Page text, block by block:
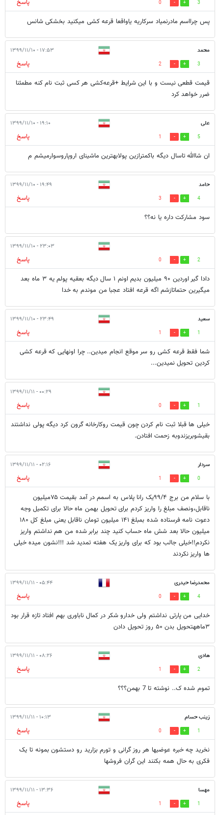
3
0
پاسخ
پس چرااسم مادرنمیاد سرکاریه یاواقعا قرعه کشی میکنید بخشکی شانس
محمد ۱۷:۵۳ - ۱۳۹۹/۱۱/۱۰
3
2
پاسخ
قیمت قطعی نیست و با این شرایط +قرعه‌کشی هر کسی ثبت نام کنه مطمئنا
ضرر خواهد کرد
علی ۱۹:۱۰ - ۱۳۹۹/۱۱/۱۰
5
1
پاسخ
ان شاالله تاسال دیگه باکمترازین پولابهترین ماشینای اروپاروسوارمیشم م
حامد ۱۹:۴۹ - ۱۳۹۹/۱۱/۱۰
4
3
پاسخ
سود مشارکت داره یا نه؟؟
۲۳:۰۳ - ۱۳۹۹/۱۱/۱۰
2
0
پاسخ
دادا گیر اوردین ۹۰ میلیون بدیم اونم ۱ سال دیگه بعقیه پولم یه ۳ ماه بعد
میگیرین حتماتازشم اگه قرعه افتاد عجبا من موندم به خدا
سعید ۲۳:۴۹ - ۱۳۹۹/۱۱/۱۰
1
1
پاسخ
شما فقط قرعه کشی رو سر موقع انجام میدین.. چرا اونهایی که قرعه کشی
کردین تحویل نمیدین...
۰۰:۲۹ - ۱۳۹۹/۱۱/۱۱
1
0
پاسخ
خیلی ها قبلا ثبت نام کردن چون قیمت روکارخانه گرون کرد دیگه پولی نداشتند
بقیشوبریزندوبه زحمت افتادن.
سردار ۰۲:۱۶ - ۱۳۹۹/۱۱/۱۱
0
1
پاسخ
با سلام من برج ۹۹/۴یک رانا پلاس به اسمم در آمد بقیمت ۷۵میلیون
ناقابل،ونصف مبلغ را واریز کردم برای تحویل بهمن ماه حالا برای تکمیل وجه
دعوت نامه فرستاده شده بمبلغ ۱۴۱ میلیون تومان ناقابل یعنی مبلغ کل ۱۸۰
میلیون حالا بعد شش ماه حساب کنید چند برابر شده من هم نداشتم واریز
نکردم!!خیلی جالب بود که برای واریز یک هفته تمدید شد !!!نشون میده خیلی
ها واریز نکردند
محمدرضا حیدری ۰۵:۴۴ - ۱۳۹۹/۱۱/۱۱
4
0
پاسخ
خدایی من پارتی نداشتم ولی خدارو شکر در کمال ناباوری بهم افتاد تازه قرار بود
۳ماههتحویل بدن ۵۰ روز تحویل دادن
هادی ۰۸:۲۶ - ۱۳۹۹/۱۱/۱۱
2
1
پاسخ
تموم شده ک.. نوشته تا 7 بهمن؟؟؟
زینب حسام ۱۰:۱۳ - ۱۳۹۹/۱۱/۱۱
1
0
پاسخ
نخرید چه خبره عوضیها هر روز گرانی و تورم بزارید رو دستشون بمونه تا یک
فکری به حال همه بکنند این گران فروشها
مهسا ۱۳:۳۶ - ۱۳۹۹/۱۱/۱۱
1
1
پاسخ